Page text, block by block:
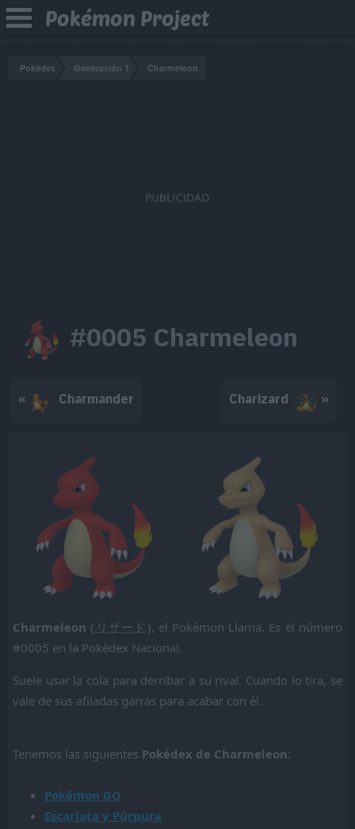
Pokémon Project
Pokédex Generación 1 Charmeleon
#0005 Charmeleon
« Charmander Charizard »
Charmeleon ( リザード ), el Pokémon Llama. Es el número
#0005 en la Pokédex Nacional.
Suele usar la cola para derribar a su rival. Cuando lo tira, se
vale de sus afiladas garras para acabar con él.
Tenemos las siguientes Pokédex de Charmeleon:
Pokémon GO
Escarlata y Púrpura